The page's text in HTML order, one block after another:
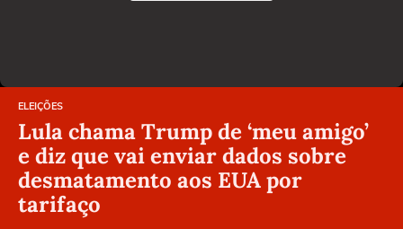
ELEIÇÕES
Lula chama Trump de ‘meu amigo’
e diz que vai enviar dados sobre
desmatamento aos EUA por
tarifaço